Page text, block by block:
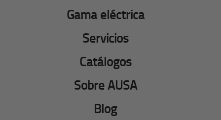
Gama eléctrica
Servicios
Catálogos
Sobre AUSA
Blog